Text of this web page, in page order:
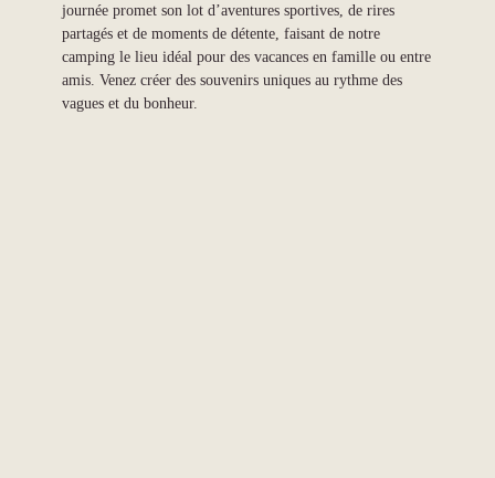
journée promet son lot d’aventures sportives, de rires
partagés et de moments de détente, faisant de notre
camping le lieu idéal pour des vacances en famille ou entre
amis. Venez créer des souvenirs uniques au rythme des
vagues et du bonheur.